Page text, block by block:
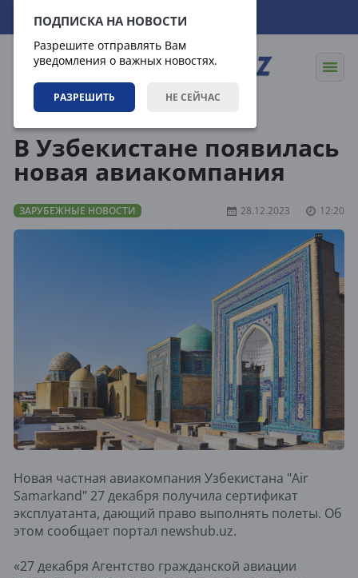
ПОДПИСКА НА НОВОСТИ
Разрешите отправлять Вам
уведомления о важных новостях.
РАЗРЕШИТЬ НЕ СЕЙЧАС
06.08.2026 22:18:57
В Узбекистане появилась
новая авиакомпания
ЗАРУБЕЖНЫЕ НОВОСТИ 28.12.2023 12:20
Новая частная авиакомпания Узбекистана "Air
Samarkand" 27 декабря получила сертификат
эксплуатанта, дающий право выполнять полеты. Об
этом сообщает портал newshub.uz.
«27 декабря Агентство гражданской авиации